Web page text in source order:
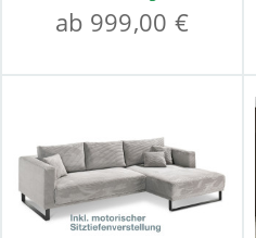
ab 999,00 €